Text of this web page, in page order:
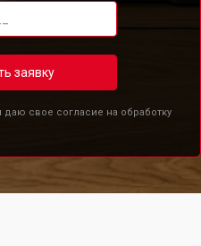
заявку
даю свое согласие на обработку